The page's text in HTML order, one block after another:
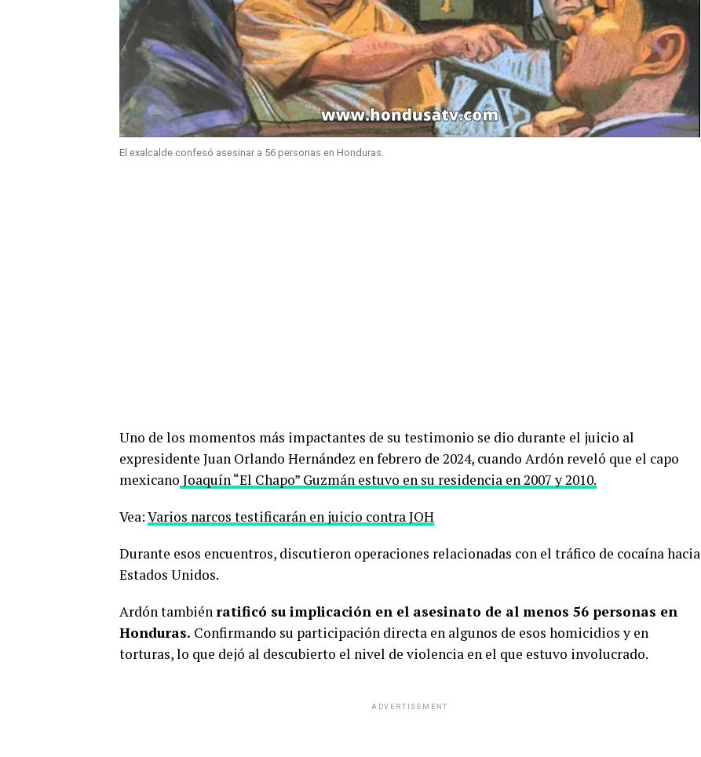
El exalcalde confesó asesinar a 56 personas en Honduras.
Uno de los momentos más impactantes de su testimonio se dio durante el juicio al
expresidente Juan Orlando Hernández en febrero de 2024, cuando Ardón reveló que el capo
mexicano Joaquín “El Chapo” Guzmán estuvo en su residencia en 2007 y 2010.
Vea:Varios narcos testificarán en juicio contra JOH
Durante esos encuentros, discutieron operaciones relacionadas con el tráfico de cocaína hacia
Estados Unidos.
Ardón tambiénratificó su implicación en el asesinato de al menos 56 personas en
Honduras. Confirmando su participación directa en algunos de esos homicidios y en
torturas, lo que dejó al descubierto el nivel de violencia en el que estuvo involucrado.
ADVERTISEMENT